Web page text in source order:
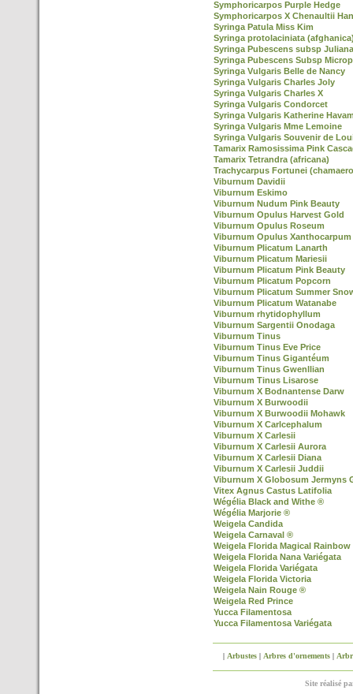
Symphoricarpos Purple Hedge
Symphoricarpos X Chenaultii
Syringa Patula Miss Kim
Syringa protolaciniata
Syringa Pubescens subsp
Syringa Pubescens Subsp
Syringa Vulgaris Belle de Nancy
Syringa Vulgaris Charles Joly
Syringa Vulgaris Charles X
Syringa Vulgaris Condorcet
Syringa Vulgaris Katherine
Syringa Vulgaris Mme Lemoine
Syringa Vulgaris Souvenir de
Tamarix Ramosissima Pink
Tamarix Tetrandra (africana)
Trachycarpus Fortunei
Viburnum Davidii
Viburnum Eskimo
Viburnum Nudum Pink Beauty
Viburnum Opulus Harvest Gold
Viburnum Opulus Roseum
Viburnum Opulus Xanthocarpum
Viburnum Plicatum Lanarth
Viburnum Plicatum Mariesii
Viburnum Plicatum Pink Beauty
Viburnum Plicatum Popcorn
Viburnum Plicatum Summer
Viburnum Plicatum Watanabe
Viburnum rhytidophyllum
Viburnum Sargentii Onodaga
Viburnum Tinus
Viburnum Tinus Eve Price
Viburnum Tinus Gigantéum
Viburnum Tinus Gwenllian
Viburnum Tinus Lisarose
Viburnum X Bodnantense Darw
Viburnum X Burwoodii
Viburnum X Burwoodii Mohawk
Viburnum X Carlcephalum
Viburnum X Carlesii
Viburnum X Carlesii Aurora
Viburnum X Carlesii Diana
Viburnum X Carlesii Juddii
Viburnum X Globosum Jermyns
Vitex Agnus Castus Latifolia
Wégélia Black and Withe ®
Wégélia Marjorie ®
Weigela Candida
Weigela Carnaval ®
Weigela Florida Magical Rainbow
Weigela Florida Nana Variégata
Weigela Florida Variégata
Weigela Florida Victoria
Weigela Nain Rouge ®
Weigela Red Prince
Yucca Filamentosa
Yucca Filamentosa Variégata
| Arbustes| Arbres d'ornements|
Site réalisé